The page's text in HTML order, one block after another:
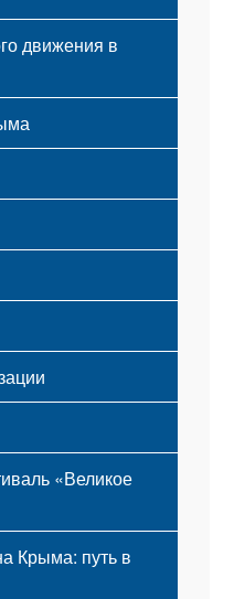
движения в
«Великое
Крыма: путь в